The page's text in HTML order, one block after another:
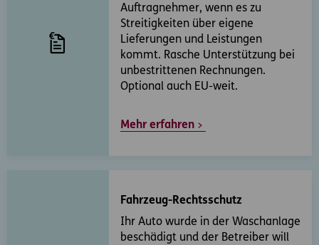
Auftragnehmer, wenn es zu
Streitigkeiten über eigene
Lieferungen und Leistungen
kommt. Rasche Unterstützung bei
unbestrittenen Rechnungen.
Optional auch EU-weit.
Mehr erfahren
Fahrzeug-Rechtsschutz
Ihr Auto wurde in der Waschanlage
beschädigt und der Betreiber will